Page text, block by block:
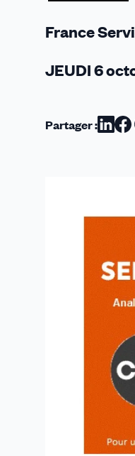
France
JEUDI 6
Partager :